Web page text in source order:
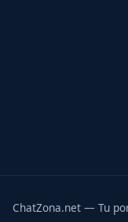
ChatZona.net — Tu